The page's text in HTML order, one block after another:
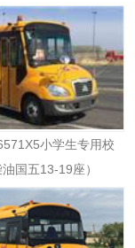
小学生专用校
国五13-19座）